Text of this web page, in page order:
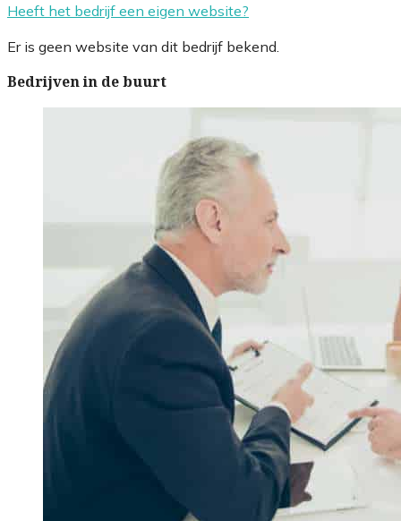
Heeft het bedrijf een eigen website?
Er is geen website van dit bedrijf bekend.
Bedrijven in de buurt